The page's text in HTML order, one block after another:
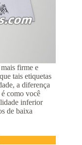
firme e
tais etiquetas
a diferença
como você
inferior
de baixa